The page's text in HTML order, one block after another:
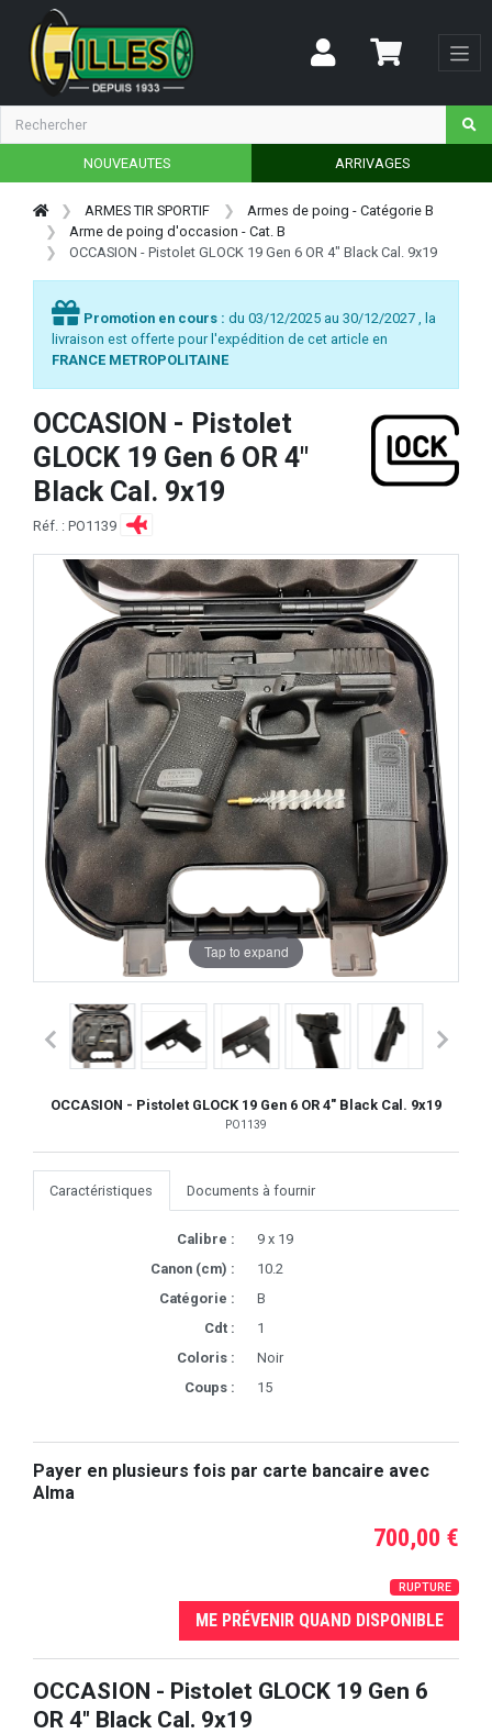
NOUVEAUTES ARRIVAGES
ARMES TIR SPORTIF
Armes de poing - Catégorie B
Arme de poing d'occasion - Cat. B
OCCASION - Pistolet GLOCK 19 Gen 6 OR 4" Black Cal. 9x19
Promotion en cours : du 03/12/2025 au 30/12/2027 , la
livraison est offerte pour l'expédition de cet article en
FRANCE METROPOLITAINE
OCCASION - Pistolet
GLOCK 19 Gen 6 OR 4"
Black Cal. 9x19
Réf. : PO1139
Tap to expand
OCCASION - Pistolet GLOCK 19 Gen 6 OR 4" Black Cal. 9x19
PO1139
Caractéristiques Documents à fournir
Calibre :
9 x 19
Canon (cm) :
10.2
Catégorie :
B
Cdt :
1
Coloris :
Noir
Coups :
15
Payer en plusieurs fois par carte bancaire avec
Alma
700,00 €
RUPTURE
ME PRÉVENIR QUAND DISPONIBLE
OCCASION - Pistolet GLOCK 19 Gen 6
OR 4" Black Cal. 9x19